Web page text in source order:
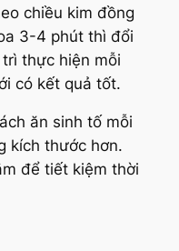
chiều kim đồng
3-4 phút thì đổi
thực hiện mỗi
có kết quả tốt.
ăn sinh tố mỗi
kích thước hơn.
để tiết kiệm thời